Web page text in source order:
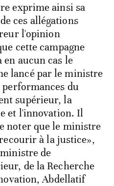
exprime ainsi sa
ces allégations
l'opinion
cette campagne
aucun cas le
lancé par le ministre
du
supérieur, la
et l'innovation. Il
noter que le ministre
à la justice»,
de
de la Recherche
Abdellatif